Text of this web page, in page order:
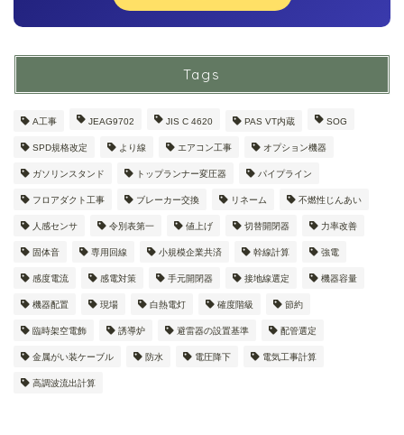
Tags
A工事 JEAG9702 JIS C 4620 PAS VT内蔵 SOG
SPD規格改定 より線 エアコン工事 オプション機器
ガソリンスタンド トップランナー変圧器 パイプライン
フロアダクト工事 ブレーカー交換 リネーム 不燃性じんあい
人感センサ 令別表第一 値上げ 切替開閉器 力率改善
固体音 専用回線 小規模企業共済 幹線計算 強電
感度電流 感電対策 手元開閉器 接地線選定 機器容量
機器配置 現場 白熱電灯 確度階級 節約
臨時架空電飾 誘導炉 避雷器の設置基準 配管選定
金属がい装ケーブル 防水 電圧降下 電気工事計算
高調波流出計算